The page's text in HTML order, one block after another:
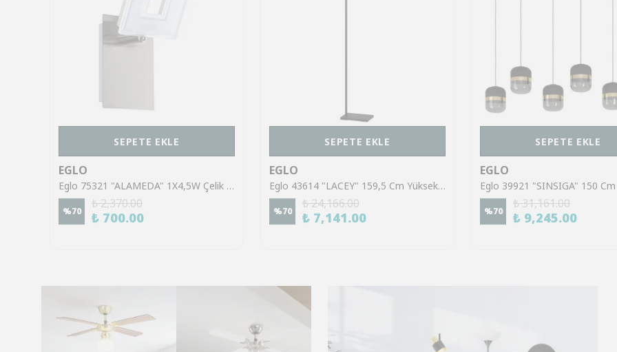
SEPETE EKLE
EGLO
Eglo 75321 "ALAMEDA" 1X4,5W Çelik Nikel Mat Sıva Üstü Spot
%70
₺ 2,370.00
₺ 700.00
SEPETE EKLE
EGLO
Eglo 43614 "LACEY" 159,5 Cm Yüksekliğinde Çelik, Ahşap Köşe Lambası Lambader
%70
₺ 24,166.00
₺ 7,141.00
SEPETE EKLE
EGLO
%70
₺ 31,161.00
₺ 9,245.00